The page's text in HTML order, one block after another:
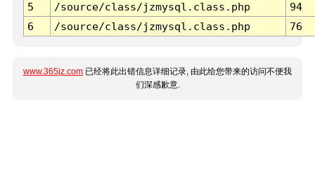
5
/source/class/jzmysql.class.php
94
6
/source/class/jzmysql.class.php 76
www.365jz.com 已经将此出错信息详细记录, 由此给您带来的访问不便我
们深感歉意.